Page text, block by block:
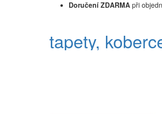
Doručení ZDARMA při
tapety,